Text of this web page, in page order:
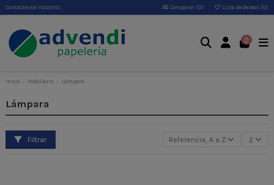
Contacte con nosotros Comparar (0) Lista de deseos (0)
0
Inicio Mobiliario Lámpara
Lámpara
Filtrar Referencia, A a Z 2